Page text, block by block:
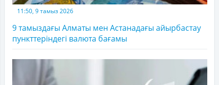
11:50, 9 тамыз 2026
9 тамыздағы Алматы мен Астанадағы айырбастау
пункттеріндегі валюта бағамы